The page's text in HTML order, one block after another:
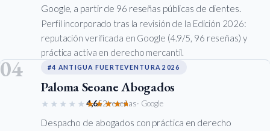
Google, a partir de 96 reseñas públicas de clientes.
Perfil incorporado tras la revisión de la Edición 2026:
reputación verificada en Google (4.9/5, 96 reseñas) y
práctica activa en derecho mercantil.
04 #4 ANTIGUA FUERTEVENTURA 2026
Paloma Seoane Abogados
★★★★★★★★★★
4,652 reseñas· Google
Despacho de abogados con práctica en derecho